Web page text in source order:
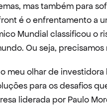
mas também para
é o enfrentamento a
Mundial classificou o
Ou seja, precisamos
meu olhar de
para os desafios
liderada por Paulo